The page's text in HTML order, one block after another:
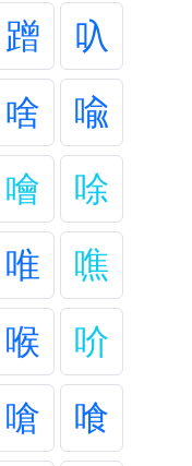
蹭
叺
啥
喩
噲
唋
唯
噍
喉
吤
嗆
喰